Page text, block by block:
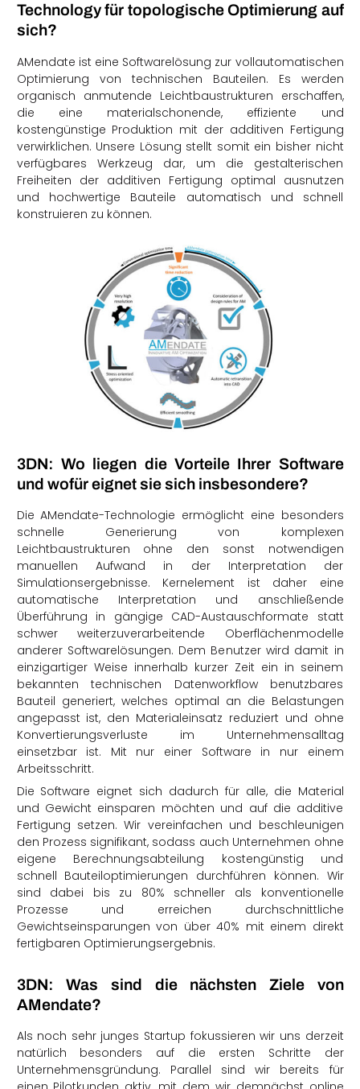
Technology für topologische Optimierung auf
sich?
AMendate ist eine Softwarelösung zur vollautomatischen
Optimierung von technischen Bauteilen. Es werden
organisch anmutende Leichtbaustrukturen erschaffen,
die eine materialschonende, effiziente und
kostengünstige Produktion mit der additiven Fertigung
verwirklichen. Unsere Lösung stellt somit ein bisher nicht
verfügbares Werkzeug dar, um die gestalterischen
Freiheiten der additiven Fertigung optimal ausnutzen
und hochwertige Bauteile automatisch und schnell
konstruieren zu können.
3DN: Wo liegen die Vorteile Ihrer Software
und wofür eignet sie sich insbesondere?
Die AMendate-Technologie ermöglicht eine besonders
schnelle Generierung von komplexen
Leichtbaustrukturen ohne den sonst notwendigen
manuellen Aufwand in der Interpretation der
Simulationsergebnisse. Kernelement ist daher eine
automatische Interpretation und anschließende
Überführung in gängige CAD-Austauschformate statt
schwer weiterzuverarbeitende Oberflächenmodelle
anderer Softwarelösungen. Dem Benutzer wird damit in
einzigartiger Weise innerhalb kurzer Zeit ein in seinem
bekannten technischen Datenworkflow benutzbares
Bauteil generiert, welches optimal an die Belastungen
angepasst ist, den Materialeinsatz reduziert und ohne
Konvertierungsverluste im Unternehmensalltag
einsetzbar ist. Mit nur einer Software in nur einem
Arbeitsschritt.
Die Software eignet sich dadurch für alle, die Material
und Gewicht einsparen möchten und auf die additive
Fertigung setzen. Wir vereinfachen und beschleunigen
den Prozess signifikant, sodass auch Unternehmen ohne
eigene Berechnungsabteilung kostengünstig und
schnell Bauteiloptimierungen durchführen können. Wir
sind dabei bis zu 80% schneller als konventionelle
Prozesse und erreichen durchschnittliche
Gewichtseinsparungen von über 40% mit einem direkt
fertigbaren Optimierungsergebnis.
3DN: Was sind die nächsten Ziele von
AMendate?
Als noch sehr junges Startup fokussieren wir uns derzeit
natürlich besonders auf die ersten Schritte der
Unternehmensgründung. Parallel sind wir bereits für